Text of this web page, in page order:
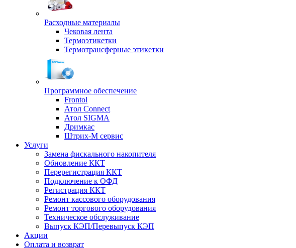
Расходные материалы
Чековая лента
Термоэтикетки
Термотрансферные этикетки
Программное обеспечение
Frontol
Атол Connect
Атол SIGMA
Дримкас
Штрих-М сервис
Услуги
Замена фискального накопителя
Обновление ККТ
Перерегистрация ККТ
Подключение к ОФД
Регистрация ККТ
Ремонт кассового оборудования
Ремонт торгового оборудования
Техническое обслуживание
Выпуск КЭП/Перевыпуск КЭП
Акции
Оплата и возврат